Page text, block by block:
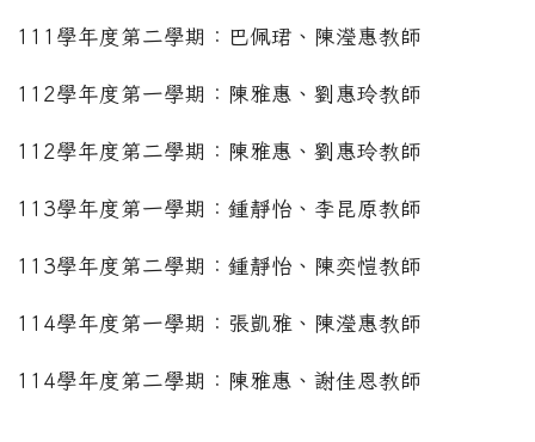
111學年度第二學期：巴佩珺、陳瀅惠教師
112學年度第一學期：陳雅惠、劉惠玲教師
112學年度第二學期：陳雅惠、劉惠玲教師
113學年度第一學期：鍾靜怡、李昆原教師
113學年度第二學期：鍾靜怡、陳奕愷教師
114學年度第一學期：張凱雅、陳瀅惠教師
114學年度第二學期：陳雅惠、謝佳恩教師